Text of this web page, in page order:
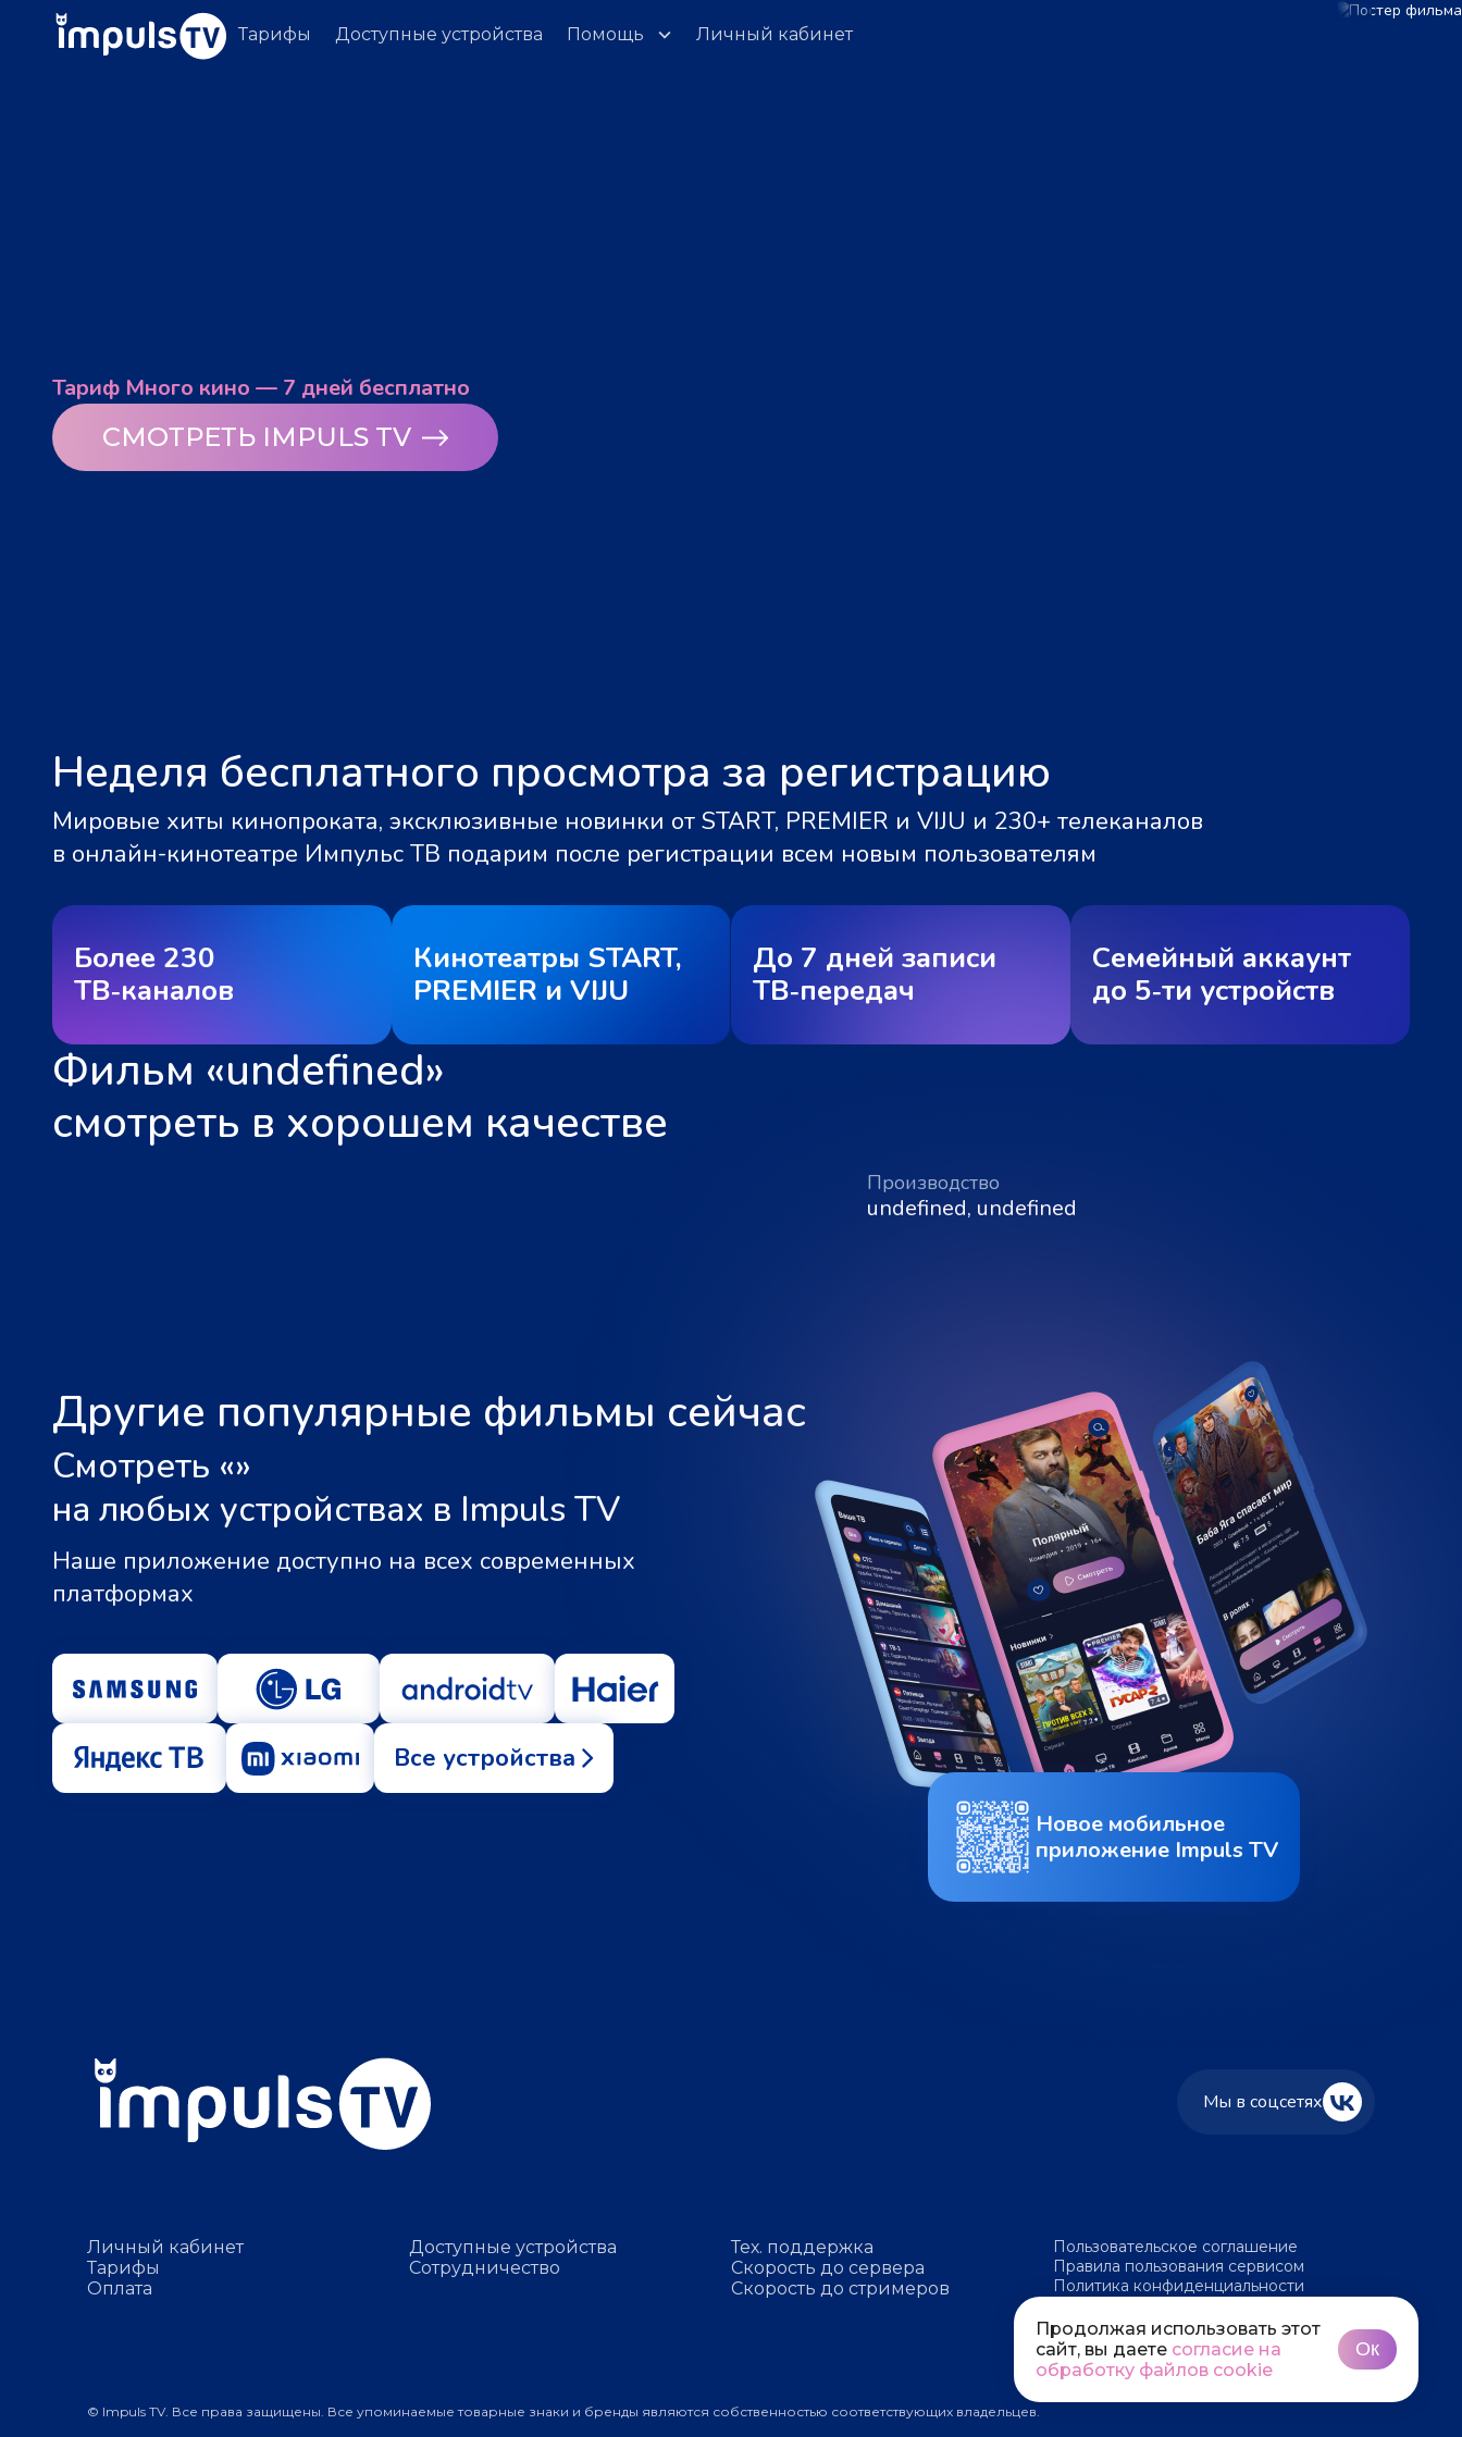
Тарифы Доступные устройства Помощь Личный кабинет
Тариф Много кино — 7 дней бесплатно
СМОТРЕТЬ IMPULS TV
Неделя бесплатного просмотра за регистрацию
Мировые хиты кинопроката, эксклюзивные новинки от START, PREMIER и VIJU и 230+ телеканалов
в онлайн-кинотеатре Импульс ТВ подарим после регистрации всем новым пользователям
Более 230
ТВ‑каналов
Кинотеатры START,
PREMIER и VIJU
До 7 дней записи
ТВ‑передач
Семейный аккаунт
до 5‑ти устройств
Фильм «undefined»
смотреть в хорошем качестве
Производство
undefined, undefined
Другие популярные фильмы сейчас
Смотреть «»
на любых устройствах в Impuls TV
Наше приложение доступно на всех современных
платформах
Все устройства
Новое мобильное
приложение Impuls TV
Мы в соцсетях
Личный кабинет
Тарифы
Оплата
Доступные устройства
Сотрудничество
Тех. поддержка
Скорость до сервера
Скорость до стримеров
Пользовательское соглашение
Правила пользования сервисом
Политика конфиденциальности
© Impuls TV. Все права защищены. Все упоминаемые товарные знаки и бренды являются собственностью соответствующих владельцев.
Продолжая использовать этот
сайт, вы даете согласие на
обработку файлов cookie
Ок